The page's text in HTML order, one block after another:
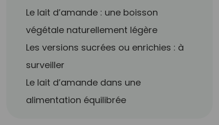
Le lait d’amande : une boisson
végétale naturellement légère
Les versions sucrées ou enrichies : à
surveiller
Le lait d’amande dans une
alimentation équilibrée